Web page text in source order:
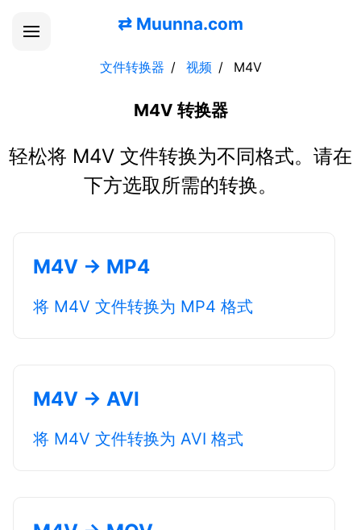
⇄ Muunna.com
文件转换器 视频 M4V
M4V 转换器
轻松将 M4V 文件转换为不同格式。请在
下方选取所需的转换。
M4V → MP4
将 M4V 文件转换为 MP4 格式
M4V → AVI
将 M4V 文件转换为 AVI 格式